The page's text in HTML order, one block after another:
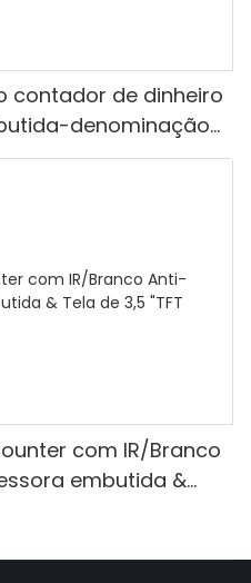
contador de dinheiro
denominação
de detecção &
com IR/Branco
embutida &